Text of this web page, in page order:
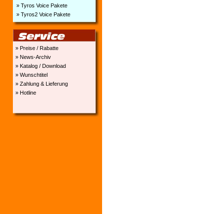
» Tyros Voice Pakete
» Tyros2 Voice Pakete
» Preise / Rabatte
» News-Archiv
» Katalog / Download
» Wunschtitel
» Zahlung & Lieferung
» Hotline